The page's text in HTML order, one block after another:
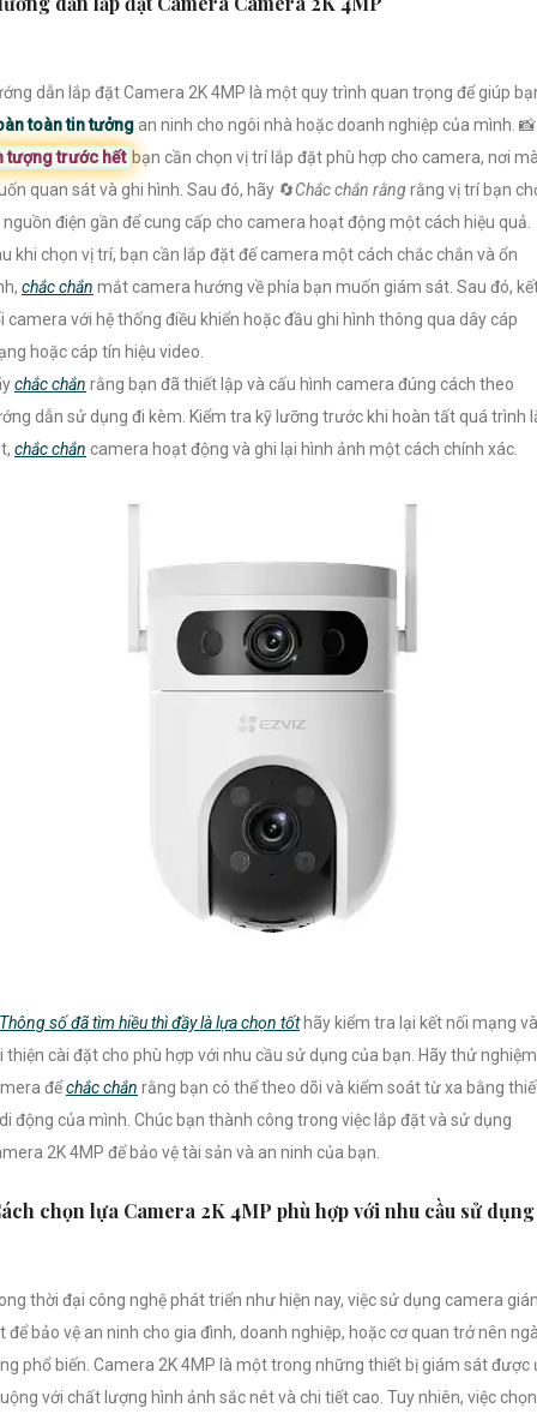
dẫn lắp đặt Camera 2K 4MP là một quy trình quan trọng để giúp
toàn tin tưởngan ninh cho ngôi nhà hoặc doanh nghiệp của mình. 📸
tượng trước hết bạn cần chọn vị trí lắp đặt phù hợp cho camera, nơi
quan sát và ghi hình. Sau đó, hãy 🔄Chắc chắn rằngrằng vị trí bạn
nguồn điện gần để cung cấp cho camera hoạt động một cách hiệu quả.
khi chọn vị trí, bạn cần lắp đặt đế camera một cách chắc chắn và ổn
chắc chắn mắt camera hướng về phía bạn muốn giám sát. Sau đó,
camera với hệ thống điều khiển hoặc đầu ghi hình thông qua dây cáp
hoặc cáp tín hiệu video.
chắc chắn rằng bạn đã thiết lập và cấu hình camera đúng cách theo
dẫn sử dụng đi kèm. Kiểm tra kỹ lưỡng trước khi hoàn tất quá trình
chắc chắn camera hoạt động và ghi lại hình ảnh một cách chính xác.
Thông số đã tìm hiều thì đầy là lựa chọn tốthãy kiểm tra lại kết nối mạng và
thiện cài đặt cho phù hợp với nhu cầu sử dụng của bạn. Hãy thử nghiệm
đểchắc chắn rằng bạn có thể theo dõi và kiểm soát từ xa bằng
động của mình. Chúc bạn thành công trong việc lắp đặt và sử dụng
2K 4MP để bảo vệ tài sản và an ninh của bạn.
chọn lựa Camera 2K 4MP phù hợp với nhu cầu sử dụng
thời đại công nghệ phát triển như hiện nay, việc sử dụng camera
để bảo vệ an ninh cho gia đình, doanh nghiệp, hoặc cơ quan trở nên
phổ biến. Camera 2K 4MP là một trong những thiết bị giám sát được
với chất lượng hình ảnh sắc nét và chi tiết cao. Tuy nhiên, việc chọn